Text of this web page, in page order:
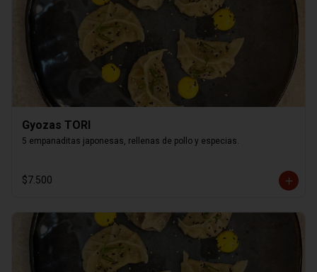
Gyozas TORI
5 empanaditas japonesas, rellenas de pollo y especias.
$7.500